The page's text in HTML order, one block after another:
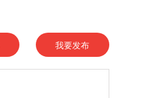
我要发布